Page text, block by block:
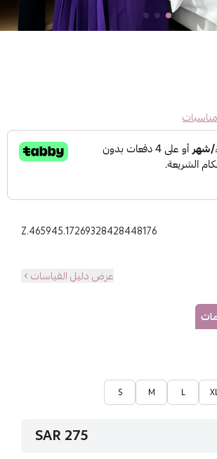
Z.465945.17269328428448176
عرض دليل القياسات
L
M
S
275 SAR